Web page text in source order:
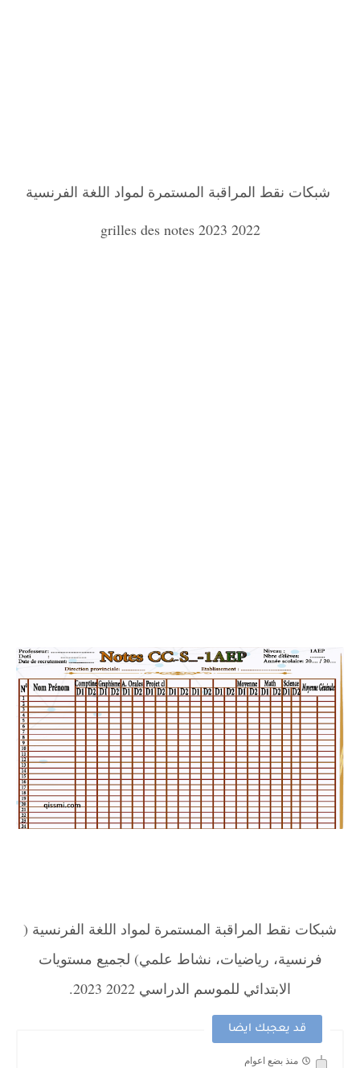
شبكات نقط المراقبة المستمرة لمواد اللغة الفرنسية
2022 2023 grilles des notes
شبكات نقط المراقبة المستمرة لمواد اللغة الفرنسية (
فرنسية، رياضيات، نشاط علمي) لجميع مستويات
الابتدائي للموسم الدراسي 2022 2023.
قد يعجبك ايضا
منذ بضع اعوام